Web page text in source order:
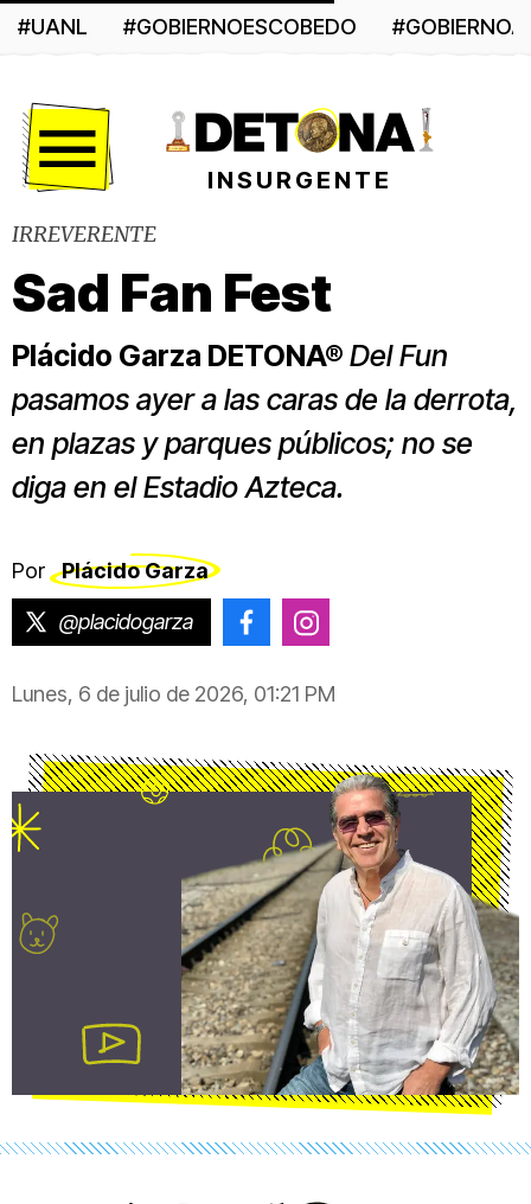
#UANL #GOBIERNOESCOBEDO
INSURGENTE
IRREVERENTE
Sad Fan Fest
Plácido Garza DETONA® Del Fun
pasamos ayer a las caras de la derrota,
en plazas y parques públicos; no se
diga en el Estadio Azteca.
Por Plácido Garza
@placidogarza @placido.garza
Lunes, 6 de julio de 2026, 01:21 PM